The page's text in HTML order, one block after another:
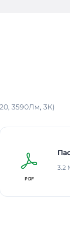
3590Лм, 3К)
3.2